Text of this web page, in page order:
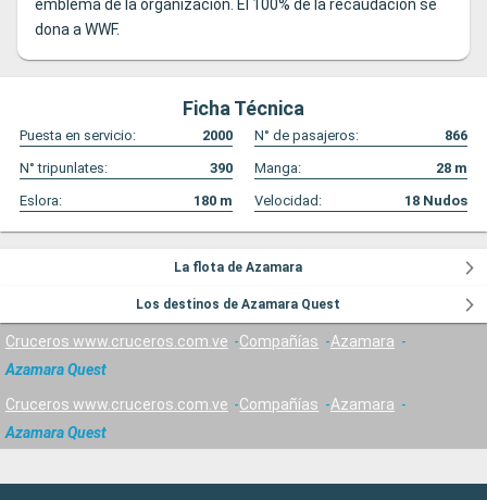
emblema de la organización. El 100% de la recaudación se
dona a WWF.
Ficha Técnica
Puesta en servicio: 2000 N° de pasajeros:
866
N° tripunlates:
390 Manga: 28 m
Eslora:
180 m Velocidad: 18 Nudos
La flota de Azamara
Los destinos de Azamara Quest
Cruceros www.cruceros.com.ve Compañías
Azamara
Azamara Quest
Cruceros www.cruceros.com.ve Compañías
Azamara
Azamara Quest